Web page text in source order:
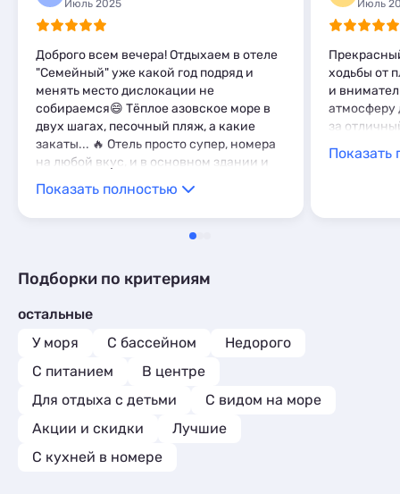
Июль 2025
Доброго всем вечера! Отдыхаем в отеле
"Семейный" уже какой год подряд и
менять место дислокации не
собираемся😄 Тёплое азовское море в
двух шагах, песочный пляж, а какие
закаты... 🔥 Отель просто супер, номера
на любой вкус, и в основном здании и
на даче) Есть все необходимое для
комфортного проживания в любом
составе, детям тоже все очень
нравится) На территории отеля
для детей, мангал, беседки, везде
чистота и порядок и тихо, нет шума от
об этом чудесно месте... Если ищите
подходящий вариант для отдыха,
пожалеете ни разу А мы выражаем
огромную благодарность хозяевам-
Юлии и Руслану, пусть все и всегда
получается как надо! 🙏❤️
Показать полностью
Июль
ходьбы от
и
атмосферу
за
Показать
Подборки по критериям
остальные
У моря
С бассейном
Недорого
С питанием
В центре
Для отдыха с детьми
С видом на море
Акции и скидки
Лучшие
C кухней в номере